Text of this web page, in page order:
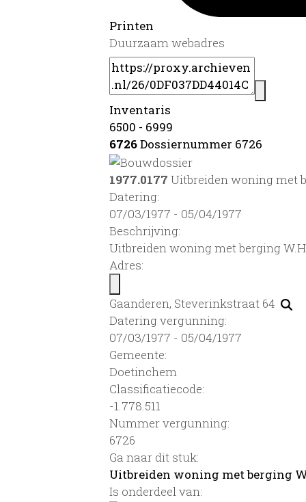
Printen
Duurzaam webadres
Inventaris
6500 - 6999
6726Dossiernummer 6726
1977.0177 Uitbreiden woning met
Datering:
07/03/1977 - 05/04/1977
Beschrijving:
Uitbreiden woning met berging
Adres:
Gaanderen, Steverinkstraat 64
Datering vergunning:
07/03/1977 - 05/04/1977
Gemeente:
Doetinchem
Classificatiecode:
-1.778.511
Nummer vergunning:
6726
Ga naar dit stuk:
Uitbreiden woning met berging
Is onderdeel van: